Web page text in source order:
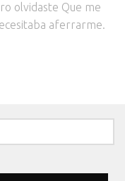
olvidaste Que me
aferrarme.